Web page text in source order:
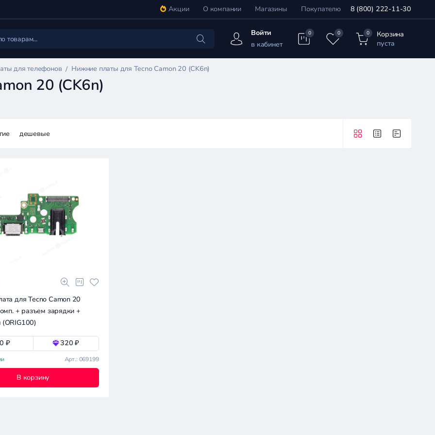
Акции О компании Магазины Покупателю 8 (800) 222-11-30
Войти
в кабинет
0 0 0
Корзина
пуста
для телефонов Нижние платы для Tecno Camon 20 (CK6n)
20 (CK6n)
дешевые
для Tecno Camon 20
+ разъем зарядки +
₽ 320 ₽
Арт.: 069199
В корзину